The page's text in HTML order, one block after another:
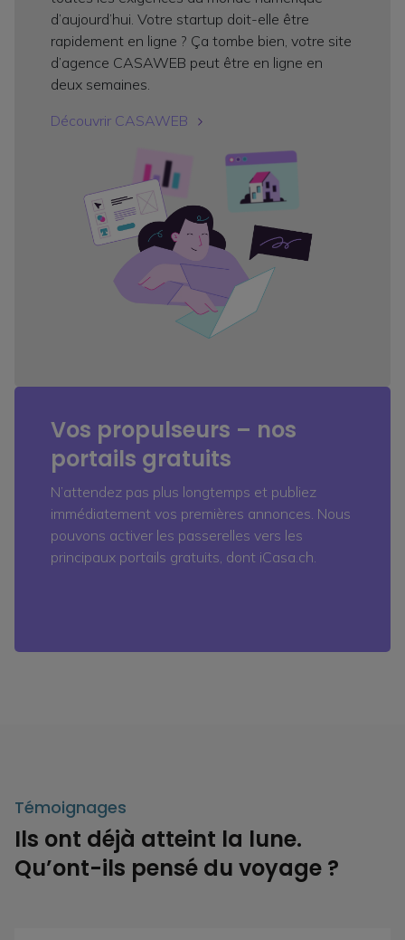
d’aujourd’hui. Votre startup doit-elle être
rapidement en ligne ? Ça tombe bien, votre site
d’agence CASAWEB peut être en ligne en
deux semaines.
Découvrir CASAWEB
Vos propulseurs – nos
portails gratuits
N’attendez pas plus longtemps et publiez
immédiatement vos premières annonces. Nous
pouvons activer les passerelles vers les
principaux portails gratuits, dont iCasa.ch.
Témoignages
Ils ont déjà atteint la lune.
Qu’ont-ils pensé du voyage ?